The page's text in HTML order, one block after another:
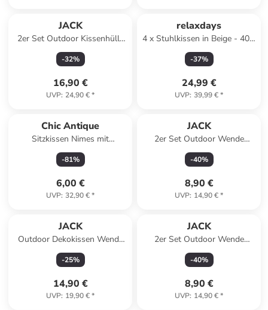
JACK
2er Set Outdoor Kissenhülle
50x50cm in Pink
-32%
16,90 €
UVP: 24,90 €*
relaxdays
4 x Stuhlkissen in Beige - 40 x
40 cm
-37%
24,99 €
UVP: 39,99 €*
Chic Antique
Sitzkissen Nimes mit
Bindeband in honig
-81%
6,00 €
UVP: 32,90 €*
JACK
2er Set Outdoor Wende
Kissenhülle 45x45cm in
Dunkelgrün/Grün
-40%
8,90 €
UVP: 14,90 €*
JACK
Outdoor Dekokissen Wende
30x50cm inkl. Füllung in
Anthrazit/Aqua
-25%
14,90 €
UVP: 19,90 €*
JACK
2er Set Outdoor Wende
Kissenhülle 45x45cm in
Grau/Rosa
-40%
8,90 €
UVP: 14,90 €*